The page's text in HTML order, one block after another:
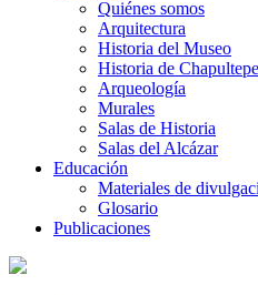
Quiénes somos
Arquitectura
Historia del Museo
Historia de
Arqueología
Murales
Salas de Historia
Salas del Alcázar
Educación
Materiales de
Glosario
Publicaciones